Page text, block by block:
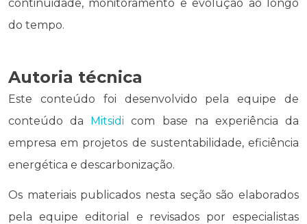
continuidade, monitoramento e evolução ao longo
do tempo.
Autoria técnica
Este conteúdo foi desenvolvido pela equipe de
conteúdo da Mitsidi com base na experiência da
empresa em projetos de sustentabilidade, eficiência
energética e descarbonização.
Os materiais publicados nesta seção são elaborados
pela equipe editorial e revisados por especialistas